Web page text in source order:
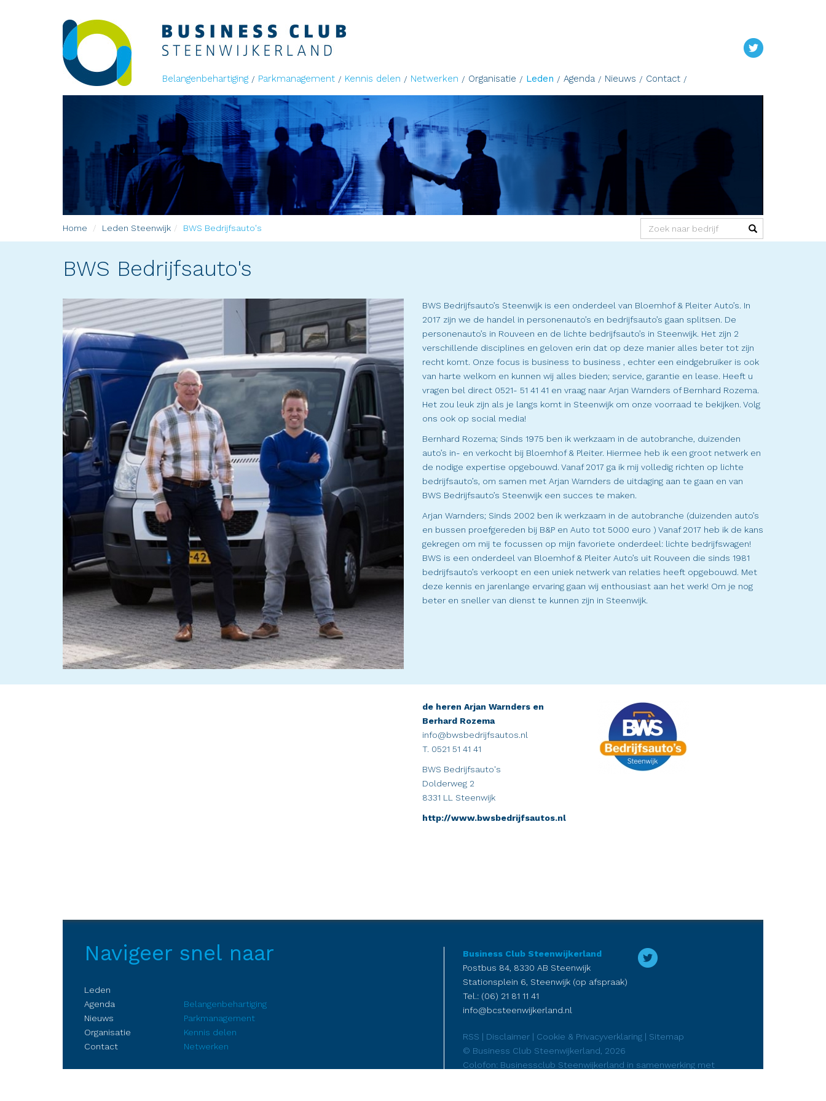
Belangenbehartiging Parkmanagement Kennis delen Netwerken Organisatie Leden Agenda Nieuws Contact
Home Leden Steenwijk
BWS Bedrijfsauto's
BWS Bedrijfsauto's
BWS Bedrijfsauto’s Steenwijk is een onderdeel van Bloemhof & Pleiter Auto’s. In
2017 zijn we de handel in personenauto’s en bedrijfsauto’s gaan splitsen. De
personenauto’s in Rouveen en de lichte bedrijfsauto’s in Steenwijk. Het zijn 2
verschillende disciplines en geloven erin dat op deze manier alles beter tot zijn
recht komt. Onze focus is business to business , echter een eindgebruiker is ook
van harte welkom en kunnen wij alles bieden; service, garantie en lease. Heeft u
vragen bel direct 0521- 51 41 41 en vraag naar Arjan Warnders of Bernhard Rozema.
Het zou leuk zijn als je langs komt in Steenwijk om onze voorraad te bekijken. Volg
ons ook op social media!
Bernhard Rozema; Sinds 1975 ben ik werkzaam in de autobranche, duizenden
auto’s in- en verkocht bij Bloemhof & Pleiter. Hiermee heb ik een groot netwerk en
de nodige expertise opgebouwd. Vanaf 2017 ga ik mij volledig richten op lichte
bedrijfsauto’s, om samen met Arjan Warnders de uitdaging aan te gaan en van
BWS Bedrijfsauto’s Steenwijk een succes te maken.
Arjan Warnders; Sinds 2002 ben ik werkzaam in de autobranche (duizenden auto’s
en bussen proefgereden bij B&P en Auto tot 5000 euro ) Vanaf 2017 heb ik de kans
gekregen om mij te focussen op mijn favoriete onderdeel: lichte bedrijfswagen!
BWS is een onderdeel van Bloemhof & Pleiter Auto’s uit Rouveen die sinds 1981
bedrijfsauto’s verkoopt en een uniek netwerk van relaties heeft opgebouwd. Met
deze kennis en jarenlange ervaring gaan wij enthousiast aan het werk! Om je nog
beter en sneller van dienst te kunnen zijn in Steenwijk.
de heren Arjan Warnders en
Berhard Rozema
info@bwsbedrijfsautos.nl
T. 0521 51 41 41
BWS Bedrijfsauto's
Dolderweg 2
8331 LL Steenwijk
http://www.bwsbedrijfsautos.nl
Navigeer snel naar
Leden
Agenda
Nieuws
Organisatie
Contact
Belangenbehartiging
Parkmanagement
Kennis delen
Netwerken
Business Club Steenwijkerland
Postbus 84, 8330 AB Steenwijk
Stationsplein 6, Steenwijk (op afspraak)
Tel.: (06) 21 81 11 41
info@bcsteenwijkerland.nl
RSS | Disclaimer | Cookie & Privacyverklaring | Sitemap
© Business Club Steenwijkerland, 2026
Colofon: Businessclub Steenwijkerland in samenwerking met